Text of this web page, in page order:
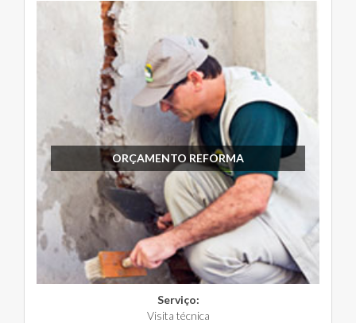
ORÇAMENTO REFORMA
Serviço:
Visita técnica